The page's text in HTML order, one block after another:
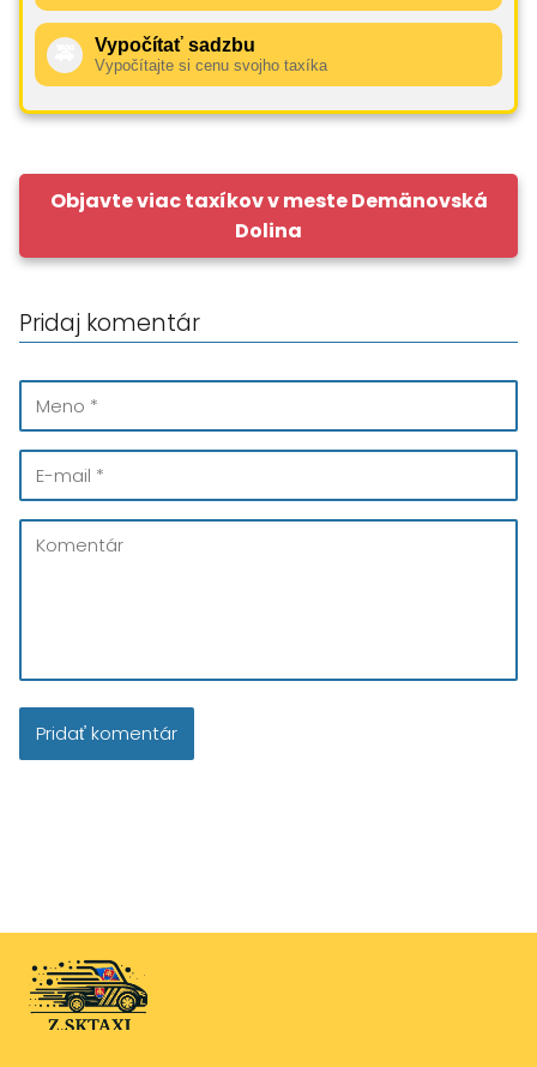
Vypočítať sadzbu
Vypočítajte si cenu svojho taxíka
Objavte viac taxíkov v meste Demänovská
Dolina
Pridaj komentár